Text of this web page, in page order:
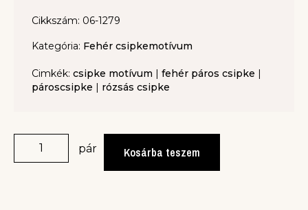
Cikkszám: 06-1279
Kategória: Fehér csipkemotívum
Cimkék: csipke motívum | fehér páros csipke |
pároscsipke | rózsás csipke
pár Kosárba teszem